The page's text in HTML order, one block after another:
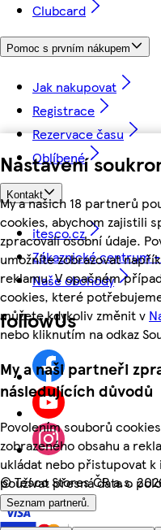
Nastavení
My a našich 18 partnerů
cookies, abychom zajistili
zpracovali osobní údaje.
umožníte zobrazovat
reklamu. V opačném
cookies, které
můžete kdykoliv změnit v
nebo kliknutím na odkaz
My a naši partneři
následujících důvodů
Povolením souborů
zobrazeného obsahu a
ukládat nebo přistupovat
používat přesná data o
Seznam partnerů.
Clubcard
Pomoc s prvním nákupem
Jak nakupovat
Registrace
Rezervace času
Oblíbené
Kontakt
itesco.cz
Zákaznické centrum
Naše obchody
followUs
©Tesco Stores ČR a.s.